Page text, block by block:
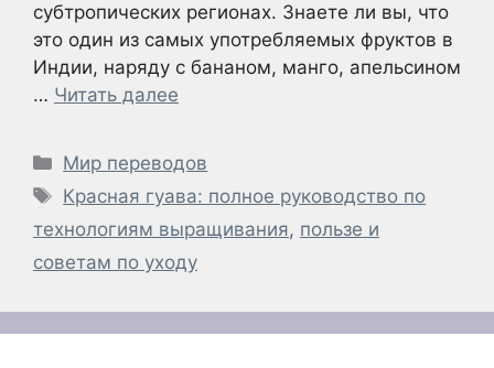
субтропических регионах. Знаете ли вы, что
это один из самых употребляемых фруктов в
Индии, наряду с бананом, манго, апельсином
… Читать далее
Рубрики
Мир переводов
Метки
Красная гуава: полное руководство по
технологиям выращивания, пользе и
советам по уходу